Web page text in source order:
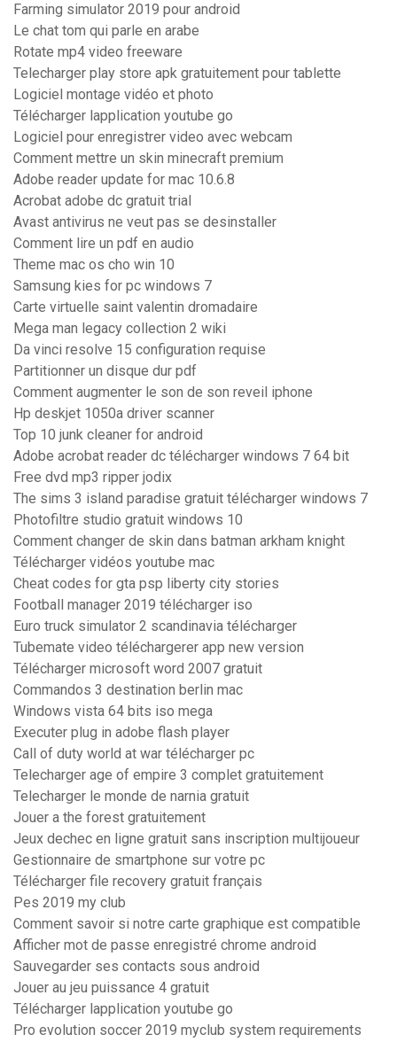
Farming simulator 2019 pour android
Le chat tom qui parle en arabe
Rotate mp4 video freeware
Telecharger play store apk gratuitement pour tablette
Logiciel montage vidéo et photo
Télécharger lapplication youtube go
Logiciel pour enregistrer video avec webcam
Comment mettre un skin minecraft premium
Adobe reader update for mac 10.6.8
Acrobat adobe dc gratuit trial
Avast antivirus ne veut pas se desinstaller
Comment lire un pdf en audio
Theme mac os cho win 10
Samsung kies for pc windows 7
Carte virtuelle saint valentin dromadaire
Mega man legacy collection 2 wiki
Da vinci resolve 15 configuration requise
Partitionner un disque dur pdf
Comment augmenter le son de son reveil iphone
Hp deskjet 1050a driver scanner
Top 10 junk cleaner for android
Adobe acrobat reader dc télécharger windows 7 64 bit
Free dvd mp3 ripper jodix
The sims 3 island paradise gratuit télécharger windows 7
Photofiltre studio gratuit windows 10
Comment changer de skin dans batman arkham knight
Télécharger vidéos youtube mac
Cheat codes for gta psp liberty city stories
Football manager 2019 télécharger iso
Euro truck simulator 2 scandinavia télécharger
Tubemate video téléchargerer app new version
Télécharger microsoft word 2007 gratuit
Commandos 3 destination berlin mac
Windows vista 64 bits iso mega
Executer plug in adobe flash player
Call of duty world at war télécharger pc
Telecharger age of empire 3 complet gratuitement
Telecharger le monde de narnia gratuit
Jouer a the forest gratuitement
Jeux dechec en ligne gratuit sans inscription multijoueur
Gestionnaire de smartphone sur votre pc
Télécharger file recovery gratuit français
Pes 2019 my club
Comment savoir si notre carte graphique est compatible
Afficher mot de passe enregistré chrome android
Sauvegarder ses contacts sous android
Jouer au jeu puissance 4 gratuit
Télécharger lapplication youtube go
Pro evolution soccer 2019 myclub system requirements